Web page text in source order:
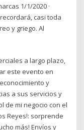
1/1/2020 ·
casi toda
y griego. Al
a largo plazo,
este evento en
y
a sus servicios y
de mi negocio con el
Reyes!: sorprende
más! Envíos y